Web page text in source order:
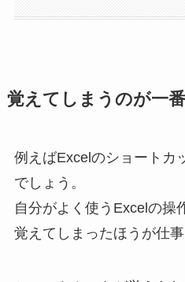
覚えてしまうのが一
例えばExcelのショートカ
でしょう。
自分がよく使うExcelの操
覚えてしまったほうが仕事